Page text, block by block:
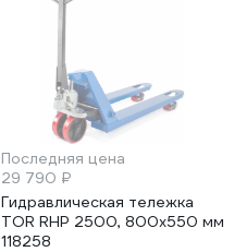
Последняя цена
29 790 ₽
Гидравлическая тележка
TOR RHP 2500, 800x550 мм
118258